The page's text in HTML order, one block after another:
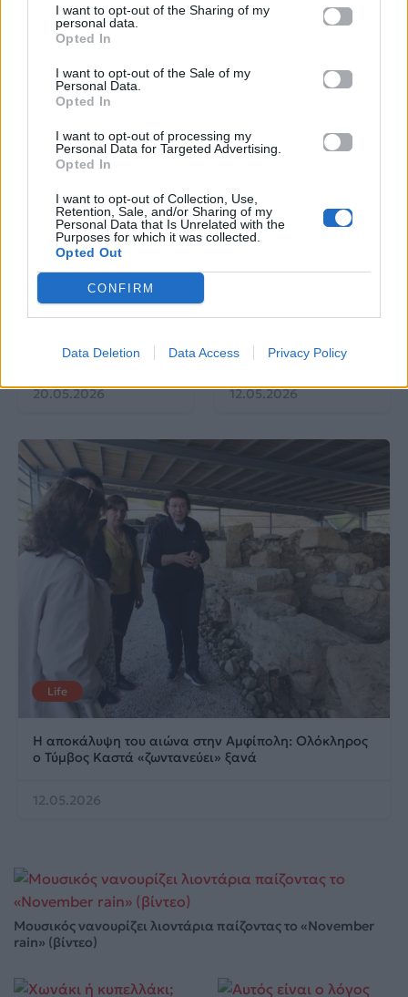
I want to opt-out of the Sharing of my
personal data.
Opted In
I want to opt-out of the Sale of my
Personal Data.
Opted In
I want to opt-out of processing my
Personal Data for Targeted Advertising.
Opted In
I want to opt-out of Collection, Use,
Retention, Sale, and/or Sharing of my
Personal Data that Is Unrelated with the
Purposes for which it was collected.
Opted Out
CONFIRM
Data Deletion Data Access Privacy Policy
Αττική: Οι 29
ακατάλληλες παραλίες
25.06.2026
το πρόγραμμα
04.06.2026
EUROVISION
ΕΡΤ: Εντυπωσιακή
αύξηση κερδοφορίας
στη φετινή Eurovision
20.05.2026
Go out
«παγίδα» θανάτου;
μετακίνησης
12.05.2026
Life
Η αποκάλυψη του αιώνα στην Αμφίπολη: Ολόκληρος
ο Τύμβος Καστά «ζωντανεύει» ξανά
12.05.2026
Μουσικός νανουρίζει λιοντάρια παίζοντας το «November
rain» (βίντεο)